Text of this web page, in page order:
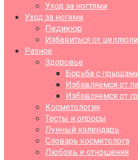
Уход за ногтями
Уход за ногами
Педикюр
Избавиться от
Разное
Здоровье
Борьба с
Избавляемся от
Избавляемся от
Косметология
Тесты и опросы
Лунный календарь
Словарь косметолога
Любовь и отношения